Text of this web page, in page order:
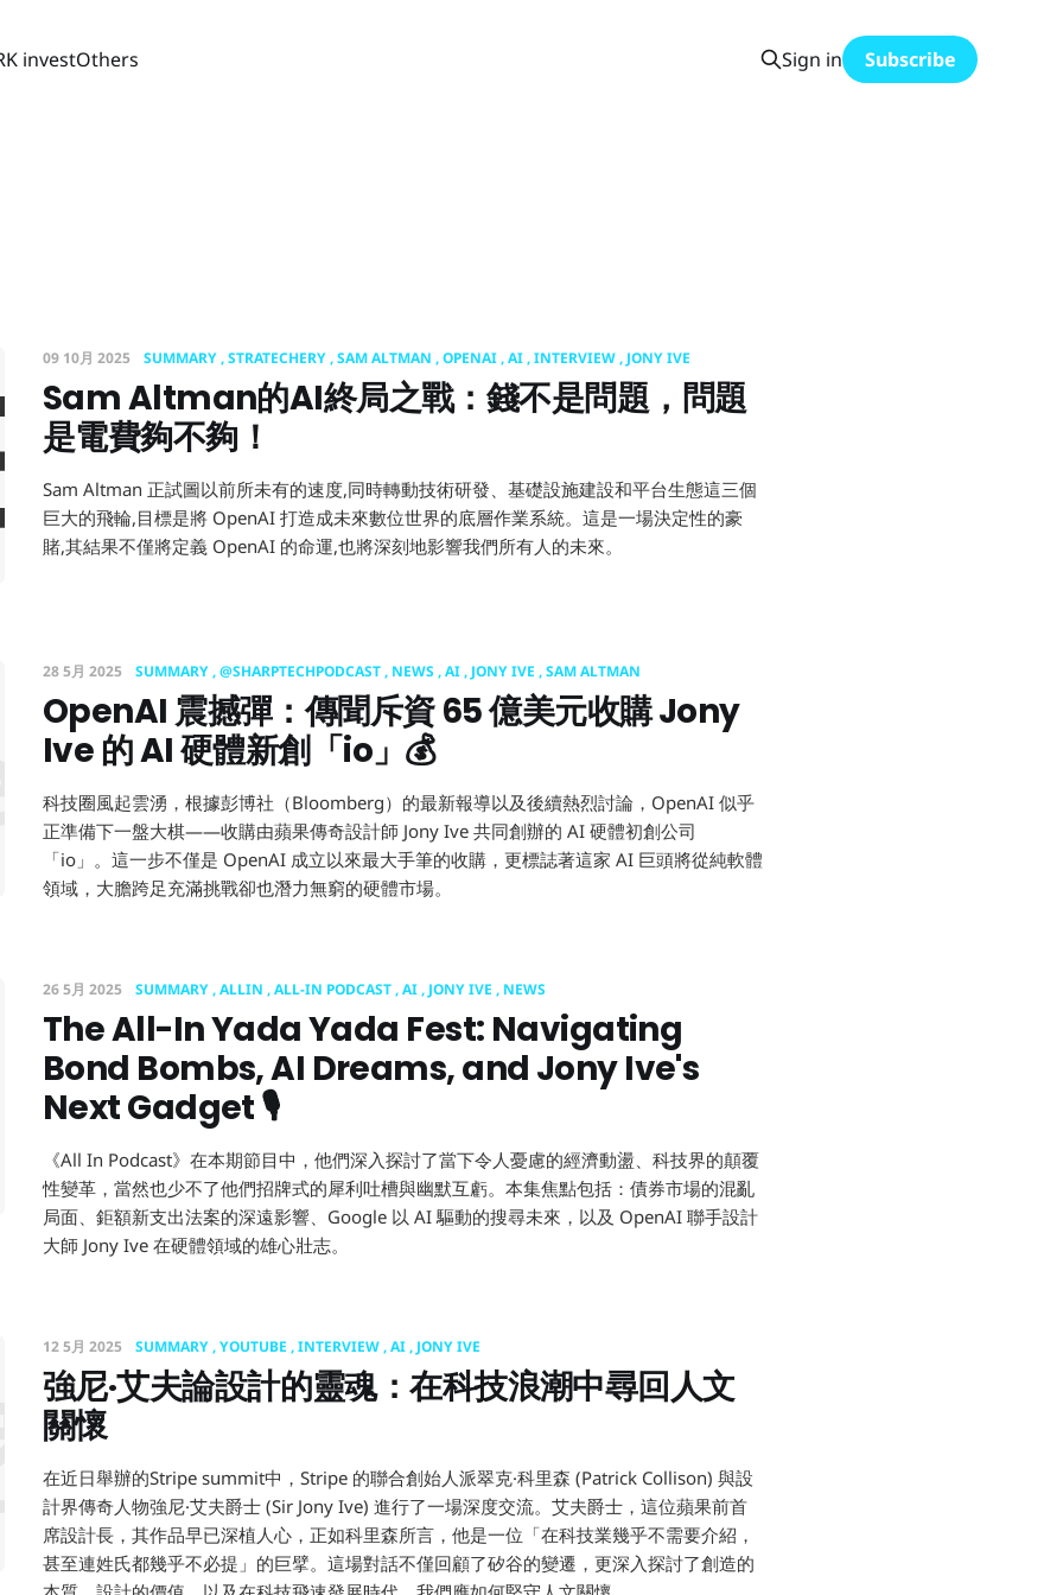
investOthers Sign in Subscribe
09 10月 2025 SUMMARY STRATECHERY SAM ALTMAN OPENAI AI INTERVIEW JONY IVE
Sam Altman的AI終局之戰：錢不是問題，問題
是電費夠不夠！
Sam Altman 正試圖以前所未有的速度,同時轉動技術研發、基礎設施建設和平台生態這三個
巨大的飛輪,目標是將 OpenAI 打造成未來數位世界的底層作業系統。這是一場決定性的豪
賭,其結果不僅將定義 OpenAI 的命運,也將深刻地影響我們所有人的未來。
震撼彈：傳聞
28 5月 2025 SUMMARY @SHARPTECHPODCAST NEWS AI JONY IVE SAM ALTMAN
OpenAI 震撼彈：傳聞斥資 65 億美元收購 Jony
Ive 的 AI 硬體新創「io」💰
科技圈風起雲湧，根據彭博社（Bloomberg）的最新報導以及後續熱烈討論，OpenAI 似乎
正準備下一盤大棋——收購由蘋果傳奇設計師 Jony Ive 共同創辦的 AI 硬體初創公司
「io」。這一步不僅是 OpenAI 成立以來最大手筆的收購，更標誌著這家 AI 巨頭將從純軟體
領域，大膽跨足充滿挑戰卻也潛力無窮的硬體市場。
In Yada Yada
26 5月 2025 SUMMARY ALLIN ALL-IN PODCAST AI JONY IVE NEWS
The All-In Yada Yada Fest: Navigating
Bond Bombs, AI Dreams, and Jony Ive's
Next Gadget 🎙️
《All In Podcast》在本期節目中，他們深入探討了當下令人憂慮的經濟動盪、科技界的顛覆
性變革，當然也少不了他們招牌式的犀利吐槽與幽默互虧。本集焦點包括：債券市場的混亂
局面、鉅額新支出法案的深遠影響、Google 以 AI 驅動的搜尋未來，以及 OpenAI 聯手設計
大師 Jony Ive 在硬體領域的雄心壯志。
艾夫論設計的靈魂
12 5月 2025 SUMMARY YOUTUBE INTERVIEW AI JONY IVE
強尼·艾夫論設計的靈魂：在科技浪潮中尋回人文
關懷
在近日舉辦的Stripe summit中，Stripe 的聯合創始人派翠克·科里森 (Patrick Collison) 與設
計界傳奇人物強尼·艾夫爵士 (Sir Jony Ive) 進行了一場深度交流。艾夫爵士，這位蘋果前首
席設計長，其作品早已深植人心，正如科里森所言，他是一位「在科技業幾乎不需要介紹，
甚至連姓氏都幾乎不必提」的巨擘。這場對話不僅回顧了矽谷的變遷，更深入探討了創造的